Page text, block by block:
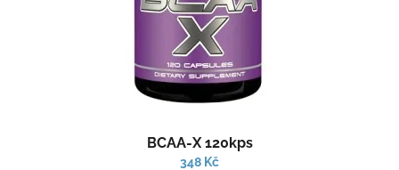
hodnocení
produktu
BCAA-X 120kps
348 Kč